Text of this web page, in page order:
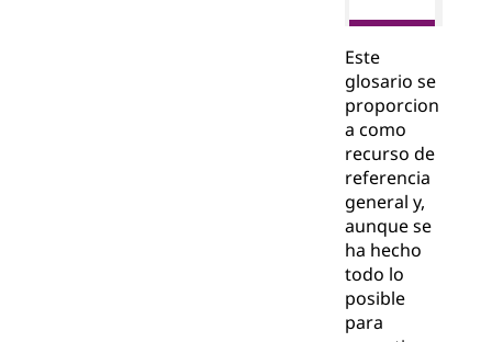
Este
glosario se
proporcion
a como
recurso de
referencia
general y,
aunque se
ha hecho
todo lo
posible
para